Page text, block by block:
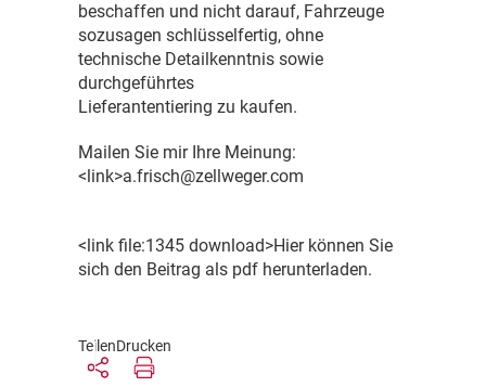
beschaffen und nicht darauf, Fahrzeuge
sozusagen schlüsselfertig, ohne
technische Detailkenntnis sowie
durchgeführtes
Lieferantentiering zu kaufen.
Mailen Sie mir Ihre Meinung:
<link>a.frisch@zellweger.com
<link file:1345 download>Hier können Sie
sich den Beitrag als pdf herunterladen.
TeilenDrucken